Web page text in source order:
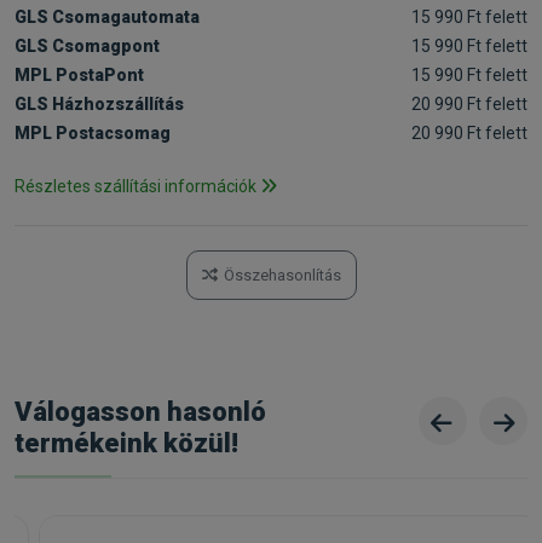
GLS Csomagautomata
15 990 Ft felett
GLS Csomagpont
15 990 Ft felett
MPL PostaPont
15 990 Ft felett
GLS Házhozszállítás
20 990 Ft felett
MPL Postacsomag
20 990 Ft felett
Részletes szállítási információk
Összehasonlítás
Válogasson hasonló
termékeink közül!